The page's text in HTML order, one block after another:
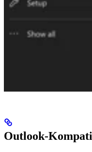
Outlook-